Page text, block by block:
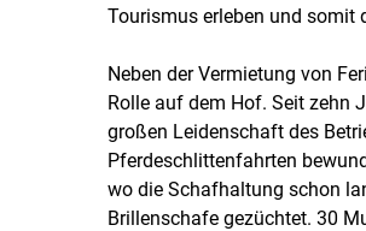
Tourismus erleben und somit
Neben der Vermietung von
Rolle auf dem Hof. Seit zehn
großen Leidenschaft des
Pferdeschlittenfahrten
wo die Schafhaltung schon
Brillenschafe gezüchtet. 30